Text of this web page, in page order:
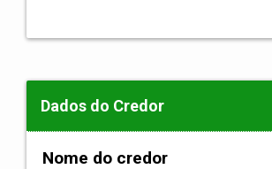
Dados do Credor
Nome do credor